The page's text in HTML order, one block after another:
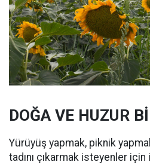
DOĞA VE HUZUR
Yürüyüş yapmak, piknik
tadını çıkarmak isteyenler